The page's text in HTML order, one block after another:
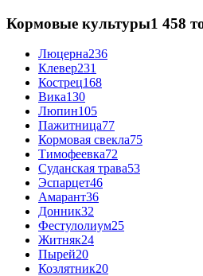
Кормовые культуры1 458
Люцерна236
Клевер231
Кострец168
Вика130
Люпин105
Пажитница77
Кормовая свекла75
Тимофеевка72
Суданская трава53
Эспарцет46
Амарант36
Донник32
Фестулолиум25
Житняк24
Пырей20
Козлятник20